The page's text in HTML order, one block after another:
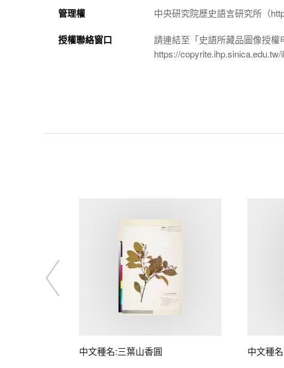
管理權 中央研究院歷史語言研究所（
授權聯絡窗口
請連結至「史語所藏品圖像授權
https://
中文種名:三葉山香圓 中文種